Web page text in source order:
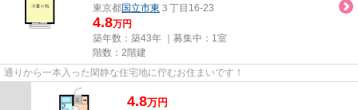
東京都国立市東 ３丁目16-23
4.8万円
築年数：築43年 ｜募集中： 1室
階数：2階建
通りから一本入った閑静な住宅地に佇むお住まいです！
4.8万円